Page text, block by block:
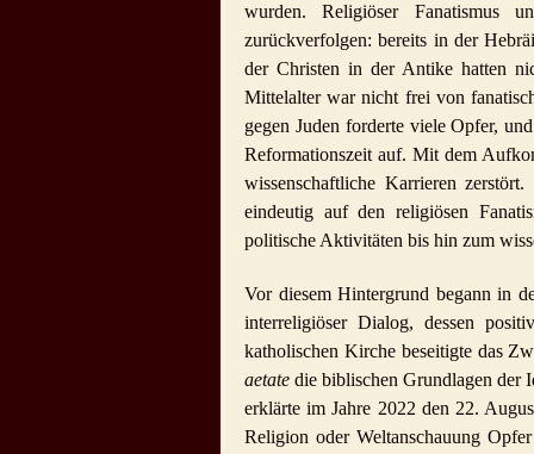
wurden. Religiöser Fanatismus
zurückverfolgen: bereits in der
der Christen in der Antike hatten
Mittelalter war nicht frei von
gegen Juden forderte viele Opfer,
Reformationszeit auf. Mit dem
wissenschaftliche Karrieren
eindeutig auf den religiösen
politische Aktivitäten bis hin zum
Vor diesem Hintergrund begann in
interreligiöser Dialog, dessen
katholischen Kirche beseitigte das
aetate die biblischen Grundlagen der
erklärte im Jahre 2022 den 22.
Religion oder Weltanschauung